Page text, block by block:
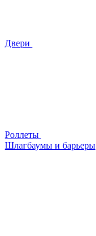
Двери
Роллеты
Шлагбаумы и барьеры